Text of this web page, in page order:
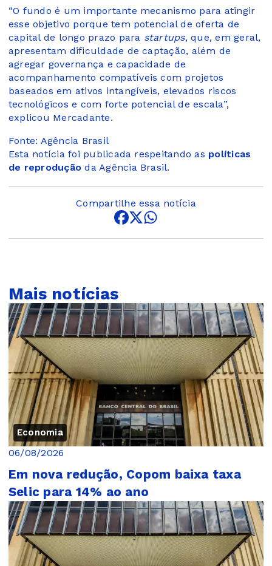
“O fundo é um importante mecanismo para atingir
esse objetivo porque tem potencial de oferta de
capital de longo prazo para startups, que, em geral,
apresentam dificuldade de captação, além de
agregar governança e capacidade de
acompanhamento compatíveis com projetos
baseados em ativos intangíveis, elevados riscos
tecnológicos e com forte potencial de escala”,
explicou Mercadante.
Fonte: Agência Brasil
Esta notícia foi publicada respeitando as políticas
de reprodução da Agência Brasil.
Compartilhe essa notícia
Mais notícias
Economia
06/08/2026
Em nova redução, Copom baixa taxa
Selic para 14% ao ano